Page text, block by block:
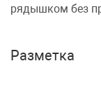
рядышком без
Разметка